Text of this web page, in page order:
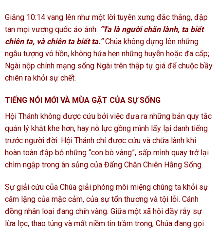
Giăng 10:14 vang lên như một lời tuyên xưng đắc thắng, đập
tan mọi vương quốc ảo ảnh: “Ta là người chăn lành, ta biết
chiên ta, và chiên ta biết ta.” Chúa không dựng lên những
ngẫu tượng vô hồn, không hứa hẹn những huyễn hoặc đa cấp;
Ngài nộp chính mạng sống Ngài trên thập tự giá để chuộc bầy
chiên ra khỏi sự chết.
TIẾNG NÓI MỚI VÀ MÙA GẶT CỦA SỰ SỐNG
Hội Thánh không được cứu bởi việc đưa ra những bản quy tắc
quản lý khắt khe hơn, hay nỗ lực gồng mình lấy lại danh tiếng
trước người đời. Hội Thánh chỉ được cứu và chữa lành khi
hoàn toàn đập bỏ những “con bò vàng”, sấp mình quay trở lại
chìm ngập trong ân sủng của Đấng Chăn Chiên Hằng Sống.
Sự giải cứu của Chúa giải phóng môi miệng chúng ta khỏi sự
câm lặng của mặc cảm, của sự tổn thương và tội lỗi. Cánh
đồng nhân loại đang chín vàng. Giữa một xã hội đầy rẫy sự
lừa lọc, thao túng và mất niềm tin trầm trọng, Chúa đang gọi